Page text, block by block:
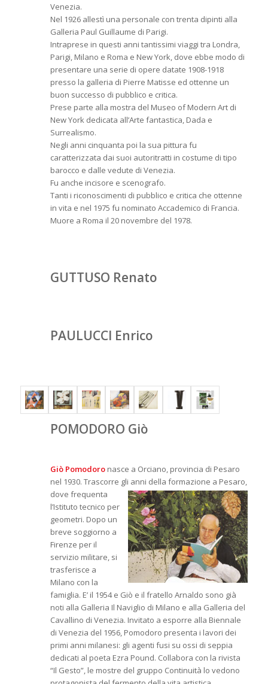
Venezia.
Nel 1926 allestì una personale con trenta dipinti alla
Galleria Paul Guillaume di Parigi.
Intraprese in questi anni tantissimi viaggi tra Londra,
Parigi, Milano e Roma e New York, dove ebbe modo di
presentare una serie di opere datate 1908-1918
presso la galleria di Pierre Matisse ed ottenne un
buon successo di pubblico e critica.
Prese parte alla mostra del Museo of Modern Art di
New York dedicata all’Arte fantastica, Dada e
Surrealismo.
Negli anni cinquanta poi la sua pittura fu
caratterizzata dai suoi autoritratti in costume di tipo
barocco e dalle vedute di Venezia.
Fu anche incisore e scenografo.
Tanti i riconoscimenti di pubblico e critica che ottenne
in vita e nel 1975 fu nominato Accademico di Francia.
Muore a Roma il 20 novembre del 1978.
GUTTUSO Renato
PAULUCCI Enrico
POMODORO Giò
Giò Pomodoronasce a Orciano, provincia di Pesaro
nel 1930. Trascorre gli anni della formazione a Pesaro,
dove frequenta
l’Istituto tecnico per
geometri. Dopo un
breve soggiorno a
Firenze per il
servizio militare, si
trasferisce a
Milano con la
famiglia. E’ il 1954 e Giò e il fratello Arnaldo sono già
noti alla Galleria Il Naviglio di Milano e alla Galleria del
Cavallino di Venezia. Invitato a esporre alla Biennale
di Venezia del 1956, Pomodoro presenta i lavori dei
primi anni milanesi: gli agenti fusi su ossi di seppia
dedicati al poeta Ezra Pound. Collabora con la rivista
“Il Gesto”, le mostre del gruppo Continuità lo vedono